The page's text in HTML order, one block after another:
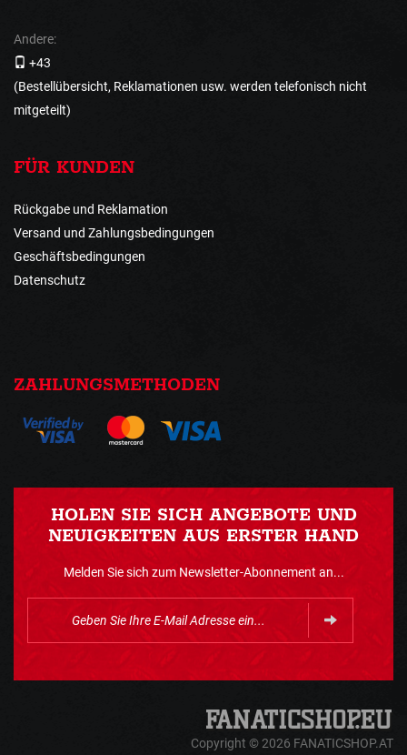
Andere:
+43
(Bestellübersicht, Reklamationen usw. werden telefonisch nicht
mitgeteilt)
FÜR KUNDEN
Rückgabe und Reklamation
Versand und Zahlungsbedingungen
Geschäftsbedingungen
Datenschutz
ZAHLUNGSMETHODEN
HOLEN SIE SICH ANGEBOTE UND
NEUIGKEITEN AUS ERSTER HAND
Melden Sie sich zum Newsletter-Abonnement an...
Copyright © 2026 FANATICSHOP.AT